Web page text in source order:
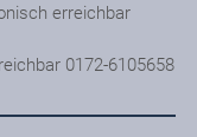
erreichbar
0172-6105658